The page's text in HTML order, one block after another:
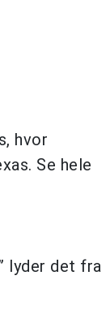
hvor
Se hele
lyder det fra